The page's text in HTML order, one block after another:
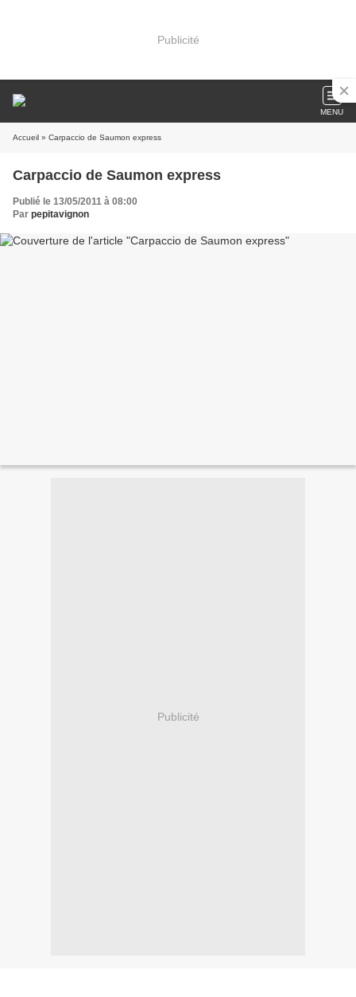
Publicité
MENU
Accueil » Carpaccio de Saumon express
Carpaccio de Saumon express
Publié le 13/05/2011 à 08:00
Par pepitavignon
Publicité